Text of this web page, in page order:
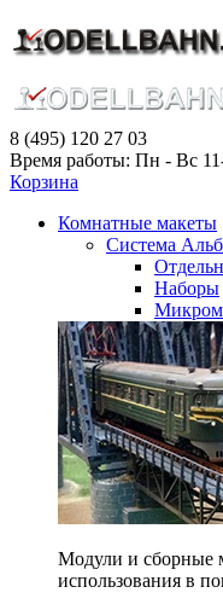
8 (495) 120 27 03
Время работы: Пн - Вс
Корзина
Комнатные макеты
Система
Наборы
Модули и сборные
использования в